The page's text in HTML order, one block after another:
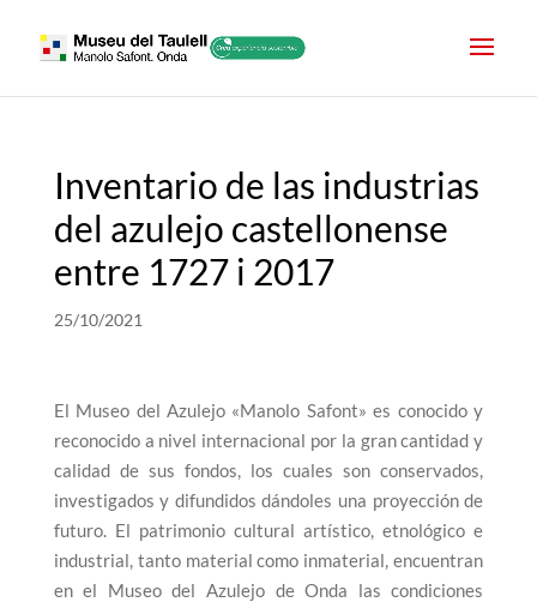
Inventario de las industrias
del azulejo castellonense
entre 1727 i 2017
25/10/2021
El Museo del Azulejo «Manolo Safont» es conocido y
reconocido a nivel internacional por la gran cantidad y
calidad de sus fondos, los cuales son conservados,
investigados y difundidos dándoles una proyección de
futuro. El patrimonio cultural artístico, etnológico e
industrial, tanto material como inmaterial, encuentran
en el Museo del Azulejo de Onda las condiciones